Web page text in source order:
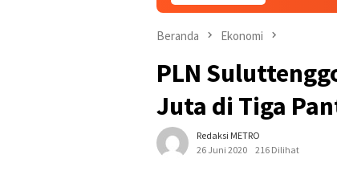
Beranda Ekonomi
PLN
Juta di Tiga
Redaksi METRO
26 Juni 2020
216 Dilihat